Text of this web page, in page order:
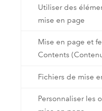
Utiliser des
mise en page
Mise en page et
Contents
Fichiers de mise
Personnaliser les